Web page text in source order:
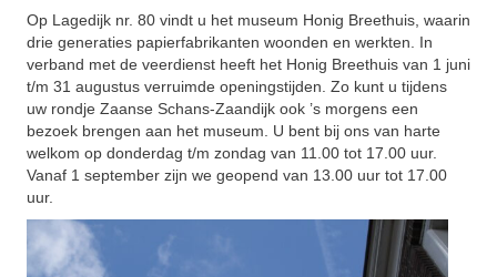
Op Lagedijk nr. 80 vindt u het museum Honig Breethuis, waarin
drie generaties papierfabrikanten woonden en werkten. In
verband met de veerdienst heeft het Honig Breethuis van 1 juni
t/m 31 augustus verruimde openingstijden. Zo kunt u tijdens
uw rondje Zaanse Schans-Zaandijk ook ’s morgens een
bezoek brengen aan het museum. U bent bij ons van harte
welkom op donderdag t/m zondag van 11.00 tot 17.00 uur.
Vanaf 1 september zijn we geopend van 13.00 uur tot 17.00
uur.